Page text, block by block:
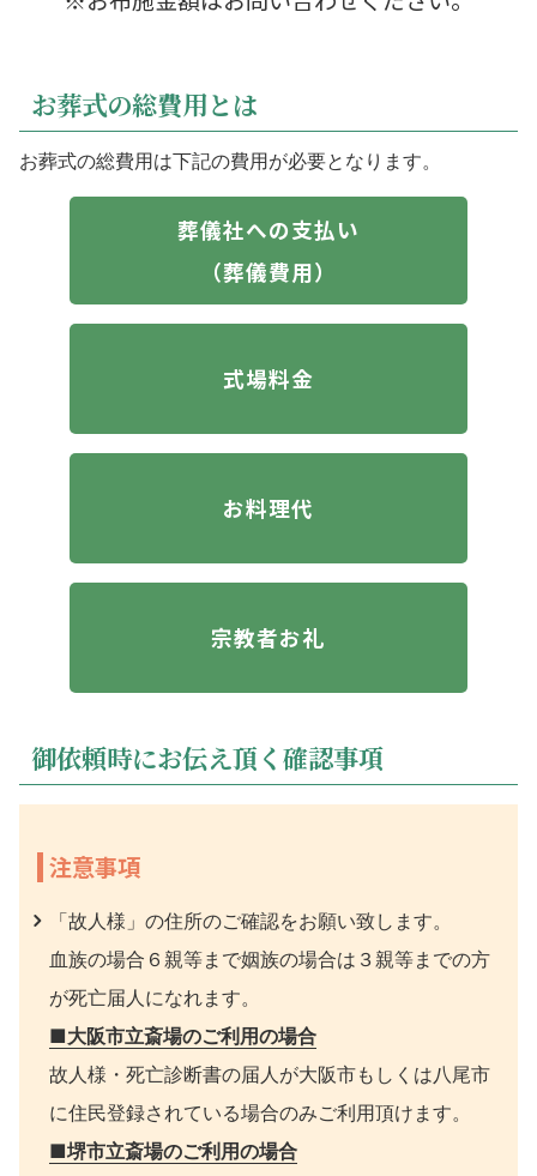
お葬式の総費用とは
お葬式の総費用は下記の費用が必要となります。
葬儀社への支払い
（葬儀費用）
式場料金
お料理代
宗教者お礼
御依頼時にお伝え頂く確認事項
注意事項
「故人様」の住所のご確認をお願い致します。
血族の場合６親等まで姻族の場合は３親等までの方
が死亡届人になれます。
■大阪市立斎場のご利用の場合
故人様・死亡診断書の届人が大阪市もしくは八尾市
に住民登録されている場合のみご利用頂けます。
■堺市立斎場のご利用の場合